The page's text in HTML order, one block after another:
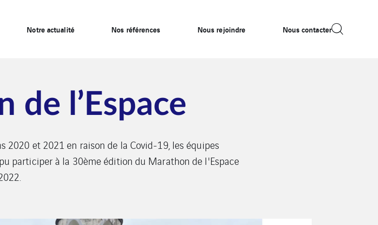
Notre actualité Nos références Nous rejoindre Nous contacter
de l’Espace
2020 et 2021 en raison de la Covid-19, les équipes
participer à la 30ème édition du Marathon de l'Espace